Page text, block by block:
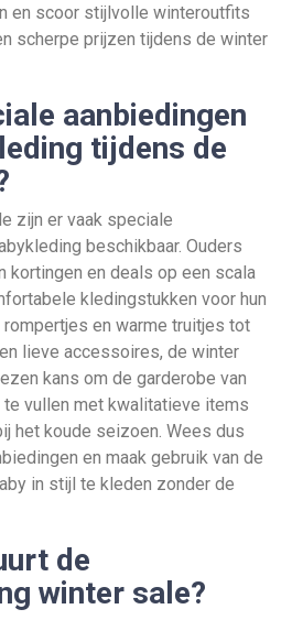
en scoor stijlvolle winteroutfits
scherpe prijzen tijdens de winter
aanbiedingen
tijdens de
zijn er vaak speciale
beschikbaar. Ouders
kortingen en deals op een scala
kledingstukken voor hun
en warme truitjes tot
lieve accessoires, de winter
kans om de garderobe van
te vullen met kwalitatieve items
het koude seizoen. Wees dus
en maak gebruik van de
in stijl te kleden zonder de
de
winter sale?